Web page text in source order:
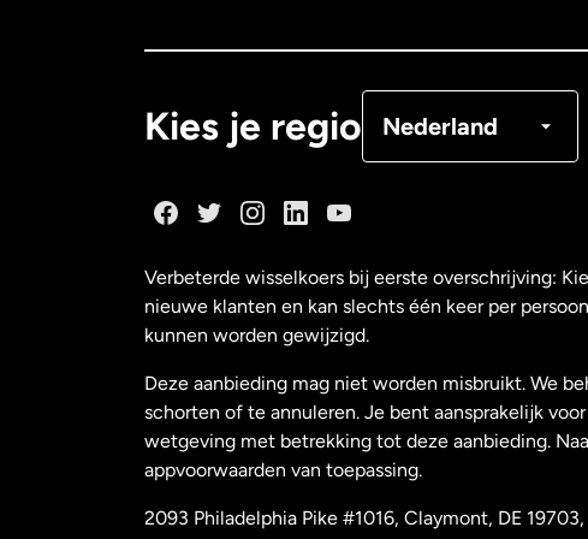
Kies je regio Nederland
Nederland
Nieuw-Zeeland
Verbeterde wisselkoers bij eerste overschrijving:
nieuwe klanten en kan slechts één keer per
kunnen worden gewijzigd.
Deze aanbieding mag niet worden misbruikt. We
schorten of te annuleren. Je bent aansprakelijk
wetgeving met betrekking tot deze aanbieding.
appvoorwaarden van toepassing.
2093 Philadelphia Pike #1016, Claymont, DE 19703,